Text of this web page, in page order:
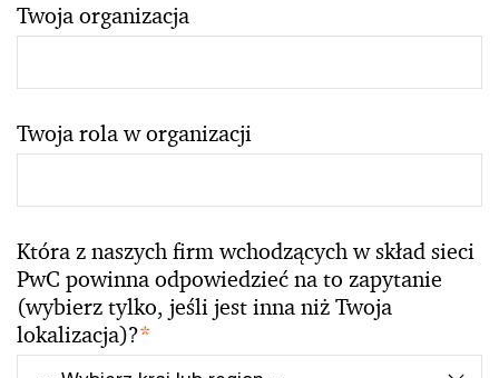
Twoja organizacja
Twoja rola w organizacji
Która z naszych firm wchodzących w skład sieci
PwC powinna odpowiedzieć na to zapytanie
(wybierz tylko, jeśli jest inna niż Twoja
lokalizacja)?*